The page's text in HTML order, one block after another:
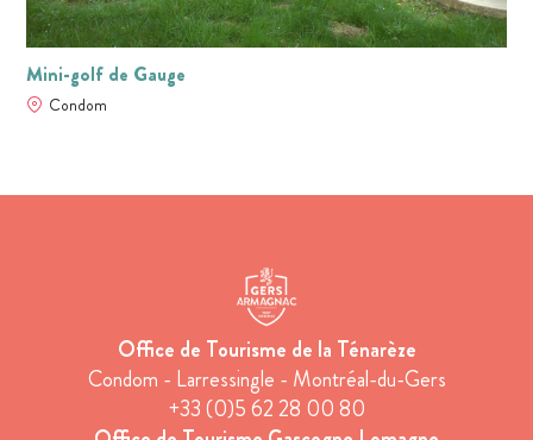
Mini-golf de Gauge
Condom
Office de Tourisme de la Ténarèze
Condom - Larressingle - Montréal-du-Gers
+33 (0)5 62 28 00 80